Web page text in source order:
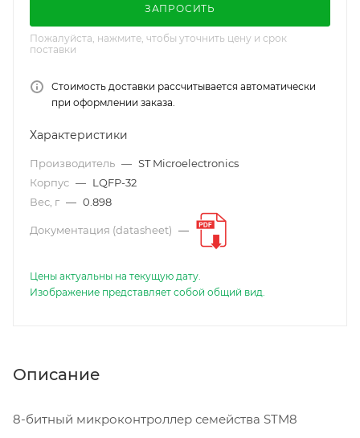
ЗАПРОСИТЬ
Пожалуйста, нажмите, чтобы уточнить цену и срок
поставки
Стоимость доставки рассчитывается автоматически
при оформлении заказа.
Характеристики
Производитель — ST Microelectronics
Корпус — LQFP-32
Вес, г — 0.898
Документация (datasheet) —
Цены актуальны на текущую дату.
Изображение представляет собой общий вид.
Описание
8-битный микроконтроллер семейства STM8